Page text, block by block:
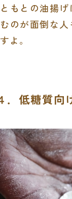
ともとの油揚
むのが面倒な
すよ。
．低糖質向